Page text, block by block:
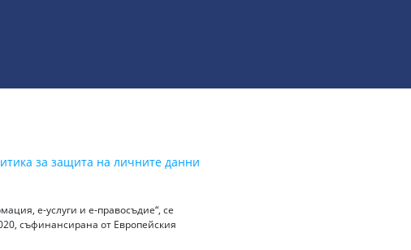
за защита на личните данни
е-услуги и е-правосъдие“, се
съфинансирана от Европейския